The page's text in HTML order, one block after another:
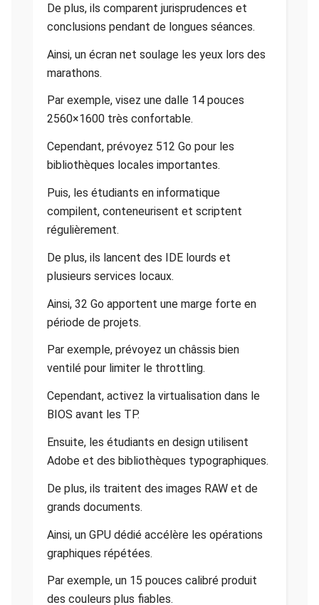
De plus, ils comparent jurisprudences et
conclusions pendant de longues séances.
Ainsi, un écran net soulage les yeux lors des
marathons.
Par exemple, visez une dalle 14 pouces
2560×1600 très confortable.
Cependant, prévoyez 512 Go pour les
bibliothèques locales importantes.
Puis, les étudiants en informatique
compilent, conteneurisent et scriptent
régulièrement.
De plus, ils lancent des IDE lourds et
plusieurs services locaux.
Ainsi, 32 Go apportent une marge forte en
période de projets.
Par exemple, prévoyez un châssis bien
ventilé pour limiter le throttling.
Cependant, activez la virtualisation dans le
BIOS avant les TP.
Ensuite, les étudiants en design utilisent
Adobe et des bibliothèques typographiques.
De plus, ils traitent des images RAW et de
grands documents.
Ainsi, un GPU dédié accélère les opérations
graphiques répétées.
Par exemple, un 15 pouces calibré produit
des couleurs plus fiables.